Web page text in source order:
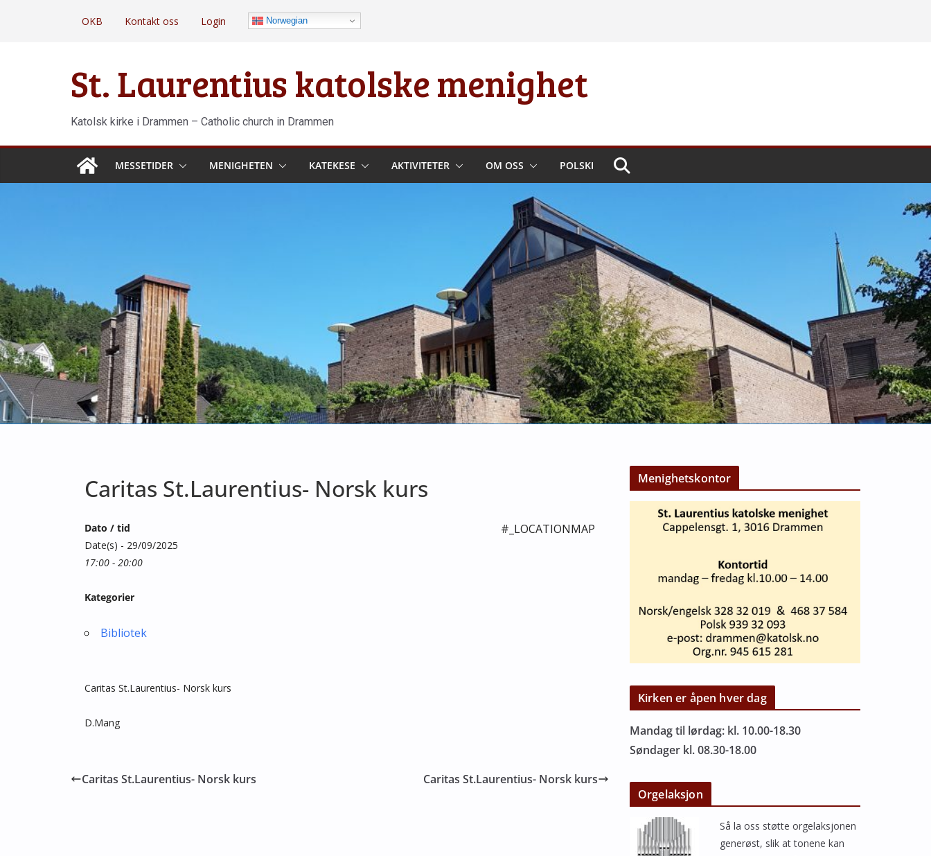
OKB Kontakt oss Login Norwegian
St. Laurentius katolske menighet
Katolsk kirke i Drammen – Catholic church in Drammen
MESSETIDER MENIGHETEN KATEKESE AKTIVITETER OM OSS POLSKI
Caritas St.Laurentius- Norsk kurs
#_LOCATIONMAP
Dato / tid
Date(s) - 29/09/2025
17:00 - 20:00
Kategorier
Bibliotek
Caritas St.Laurentius- Norsk kurs
D.Mang
Caritas St.Laurentius- Norsk kurs Caritas St.Laurentius- Norsk kurs
Menighetskontor
Kirken er åpen hver dag
Mandag til lørdag: kl. 10.00-18.30
Søndager kl. 08.30-18.00
Orgelaksjon
Så la oss støtte orgelaksjonen
generøst, slik at tonene kan